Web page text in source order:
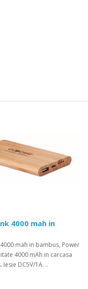
4000 mah in
mah in bambus, Power
4000 mAh in carcasa
DC5V/1A. ..